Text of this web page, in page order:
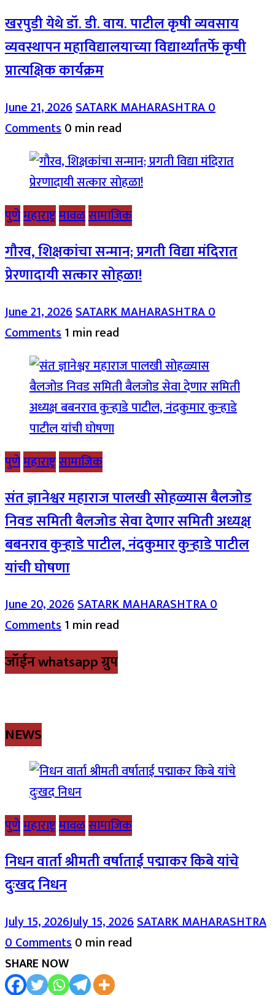
खरपुडी येथे डॉ. डी. वाय. पाटील कृषी व्यवसाय
व्यवस्थापन महाविद्यालयाच्या विद्यार्थ्यांतर्फे कृषी
प्रात्यक्षिक कार्यक्रम
June 21, 2026SATARK MAHARASHTRA0
Comments0 min read
पुणेमहाराष्ट्रमावळसामाजिक
गौरव, शिक्षकांचा सन्मान; प्रगती विद्या मंदिरात
प्रेरणादायी सत्कार सोहळा!
June 21, 2026SATARK MAHARASHTRA0
Comments1 min read
पुणेमहाराष्ट्रसामाजिक
संत ज्ञानेश्वर महाराज पालखी सोहळ्यास बैलजोड
निवड समिती बैलजोड सेवा देणार समिती अध्यक्ष
बबनराव कुऱ्हाडे पाटील, नंदकुमार कुऱ्हाडे पाटील
यांची घोषणा
June 20, 2026SATARK MAHARASHTRA0
Comments1 min read
जॉईन whatsapp ग्रुप
NEWS
पुणेमहाराष्ट्रमावळसामाजिक
निधन वार्ता श्रीमती वर्षाताई पद्माकर किबे यांचे
दुःखद निधन
July 15, 2026July 15, 2026SATARK MAHARASHTRA
0 Comments0 min read
SHARE NOW